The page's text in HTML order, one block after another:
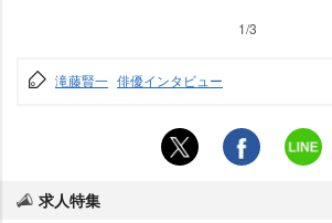
1/3
滝藤賢一 俳優インタビュー
求人特集